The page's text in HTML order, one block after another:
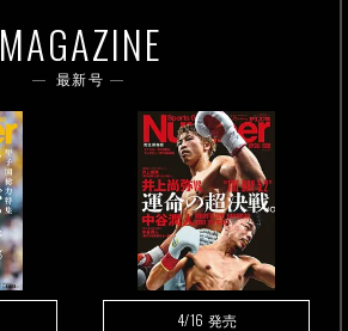
MAGAZINE
最新号
4/16 発売